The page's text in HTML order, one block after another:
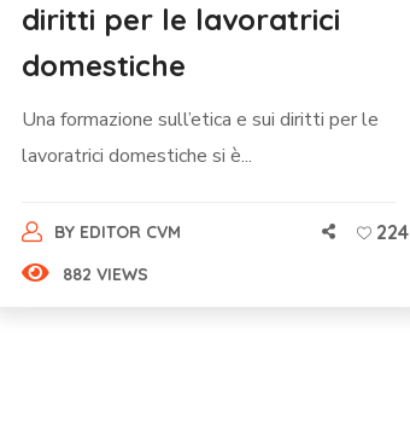
diritti per le lavoratrici
domestiche
Una formazione sull’etica e sui diritti per le
lavoratrici domestiche si è...
BY EDITOR CVM
882 VIEWS
224